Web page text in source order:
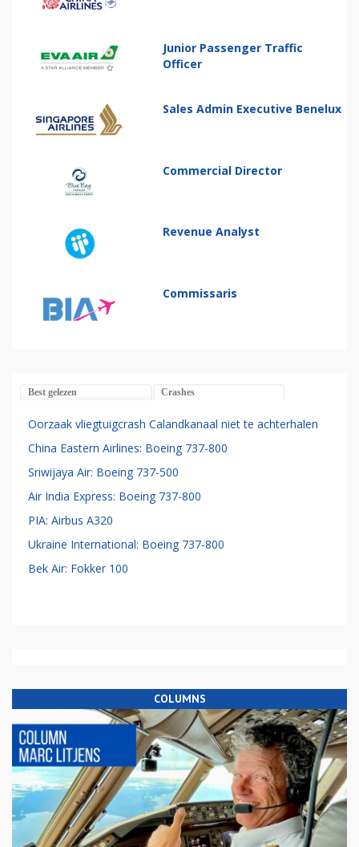
Junior Passenger Traffic
Officer
Sales Admin Executive Benelux
Commercial Director
Revenue Analyst
Commissaris
Best gelezen Crashes
Oorzaak vliegtuigcrash Calandkanaal niet te achterhalen
China Eastern Airlines: Boeing 737-800
Sriwijaya Air: Boeing 737-500
Air India Express: Boeing 737-800
PIA: Airbus A320
Ukraine International: Boeing 737-800
Bek Air: Fokker 100
COLUMNS